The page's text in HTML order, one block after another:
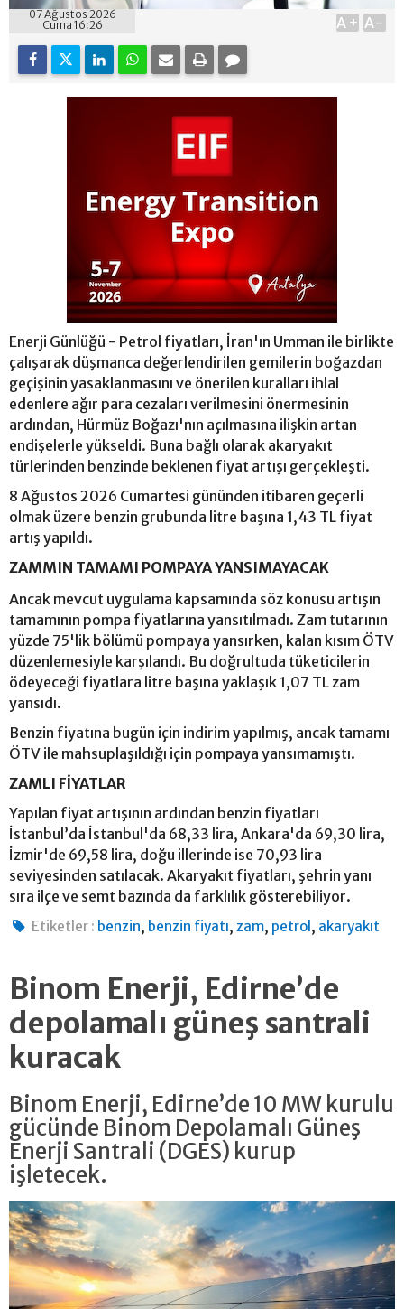
07 Ağustos 2026
Cuma 16:26
A+ A-
Enerji Günlüğü - Petrol fiyatları, İran'ın Umman ile birlikte
çalışarak düşmanca değerlendirilen gemilerin boğazdan
geçişinin yasaklanmasını ve önerilen kuralları ihlal
edenlere ağır para cezaları verilmesini önermesinin
ardından, Hürmüz Boğazı'nın açılmasına ilişkin artan
endişelerle yükseldi. Buna bağlı olarak akaryakıt
türlerinden benzinde beklenen fiyat artışı gerçekleşti.
8 Ağustos 2026 Cumartesi gününden itibaren geçerli
olmak üzere benzin grubunda litre başına 1,43 TL fiyat
artış yapıldı.
ZAMMIN TAMAMI POMPAYA YANSIMAYACAK
Ancak mevcut uygulama kapsamında söz konusu artışın
tamamının pompa fiyatlarına yansıtılmadı. Zam tutarının
yüzde 75'lik bölümü pompaya yansırken, kalan kısım ÖTV
düzenlemesiyle karşılandı. Bu doğrultuda tüketicilerin
ödeyeceği fiyatlara litre başına yaklaşık 1,07 TL zam
yansıdı.
Benzin fiyatına bugün için indirim yapılmış, ancak tamamı
ÖTV ile mahsuplaşıldığı için pompaya yansımamıştı.
ZAMLI FİYATLAR
Yapılan fiyat artışının ardından benzin fiyatları
İstanbul’da İstanbul'da 68,33 lira, Ankara'da 69,30 lira,
İzmir'de 69,58 lira, doğu illerinde ise 70,93 lira
seviyesinden satılacak. Akaryakıt fiyatları, şehrin yanı
sıra ilçe ve semt bazında da farklılık gösterebiliyor.
Etiketler : benzin, benzin fiyatı,zam, petrol , akaryakıt
Binom Enerji, Edirne’de
depolamalı güneş santrali
kuracak
Binom Enerji, Edirne’de 10 MW kurulu
gücünde Binom Depolamalı Güneş
Enerji Santrali (DGES) kurup
işletecek.